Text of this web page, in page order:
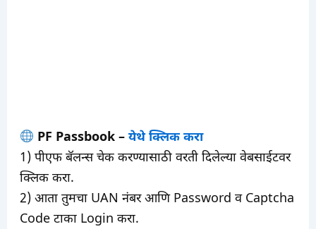
PF Passbook –येथे क्लिक करा
1) पीएफ बॅलन्स चेक करण्यासाठी वरती दिलेल्या वेबसाईटवर
क्लिक करा.
2) आता तुमचा UAN नंबर आणि Password व Captcha
Code टाका Login करा.